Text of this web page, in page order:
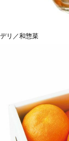
デリ／和惣菜